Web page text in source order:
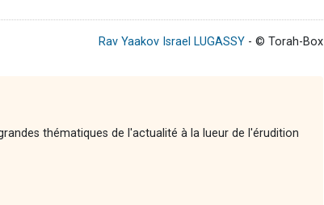
Rav Yaakov Israel LUGASSY - © Torah-Box
thématiques de l'actualité à la lueur de l'érudition